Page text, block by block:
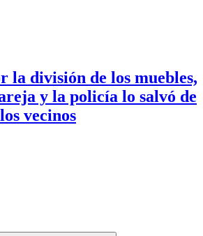
la división de los muebles,
y la policía lo salvó de
vecinos